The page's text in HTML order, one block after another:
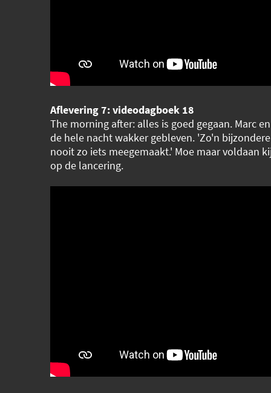
Aflevering 7: videodagboek 18
The morning after: alles is goed gegaan. Marc
de hele nacht wakker gebleven. 'Zo'n
nooit zo iets meegemaakt.' Moe maar voldaan
op de lancering.